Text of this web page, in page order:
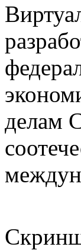
делам